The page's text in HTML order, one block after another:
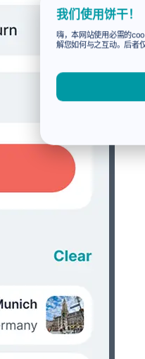
我们使用饼干！
嗨，本网站使用必需的
解您如何与之互动。后者